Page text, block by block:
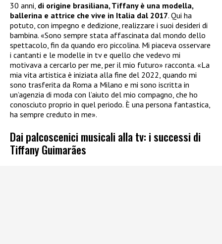
30 anni, di origine brasiliana, Tiffany è una modella,
ballerina e attrice che vive in Italia dal 2017. Qui ha
potuto, con impegno e dedizione, realizzare i suoi desideri di
bambina. «Sono sempre stata affascinata dal mondo dello
spettacolo, fin da quando ero piccolina. Mi piaceva osservare
i cantanti e le modelle in tv e quello che vedevo mi
motivava a cercarlo per me, per il mio futuro» racconta. «La
mia vita artistica è iniziata alla fine del 2022, quando mi
sono trasferita da Roma a Milano e mi sono iscritta in
un’agenzia di moda con l’aiuto del mio compagno, che ho
conosciuto proprio in quel periodo. È una persona fantastica,
ha sempre creduto in me».
Dai palcoscenici musicali alla tv: i successi di
Tiffany Guimarães